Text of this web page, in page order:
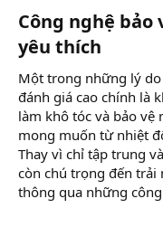
Công nghệ
yêu thích​
Một trong những lý
đánh giá cao chính là
làm khô tóc và bảo
mong muốn từ nhiệt
Thay vì chỉ tập trung
còn chú trọng đến trải
thông qua những